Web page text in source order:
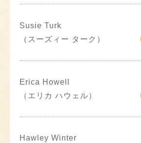
Susie Turk
（スーズィー ターク）
Erica Howell
（エリカ ハウェル）
Hawley Winter